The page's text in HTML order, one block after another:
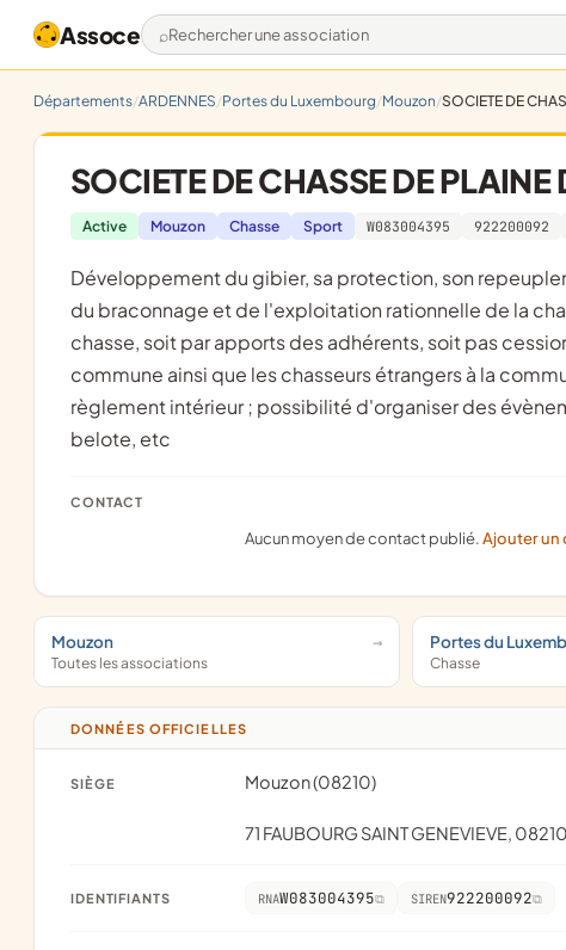
Assoce Rechercher une association
Départements ARDENNES Portes du Luxembourg Mouzon SOCIETE DE
SOCIETE DE CHASSE DE
Active Mouzon Chasse Sport W083004395 922200092
développement du gibier, sa protection, son repeuplement, son élevage, la destruction des nuisibles, la répression
du braconnage et de l'exploitation rationnelle de la
chasse, soit par apports des adhérents, soit pas
commune ainsi que les chasseurs étrangers à la
règlement intérieur ; possibilité d'organiser des
belote, etc
CONTACT
Aucun moyen de contact publié.Ajouter un
Mouzon
Toutes les associations
Portes du
Chasse
DONNÉES OFFICIELLES
SIÈGE Mouzon (08210)
71 FAUBOURG SAINT GENEVIEVE,
IDENTIFIANTS RNAW083004395 SIREN922200092